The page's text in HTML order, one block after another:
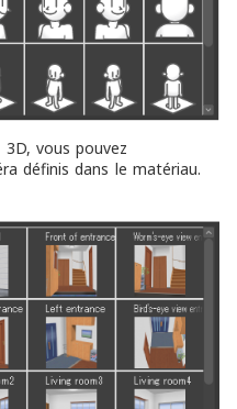
vous pouvez
définis dans le matériau.